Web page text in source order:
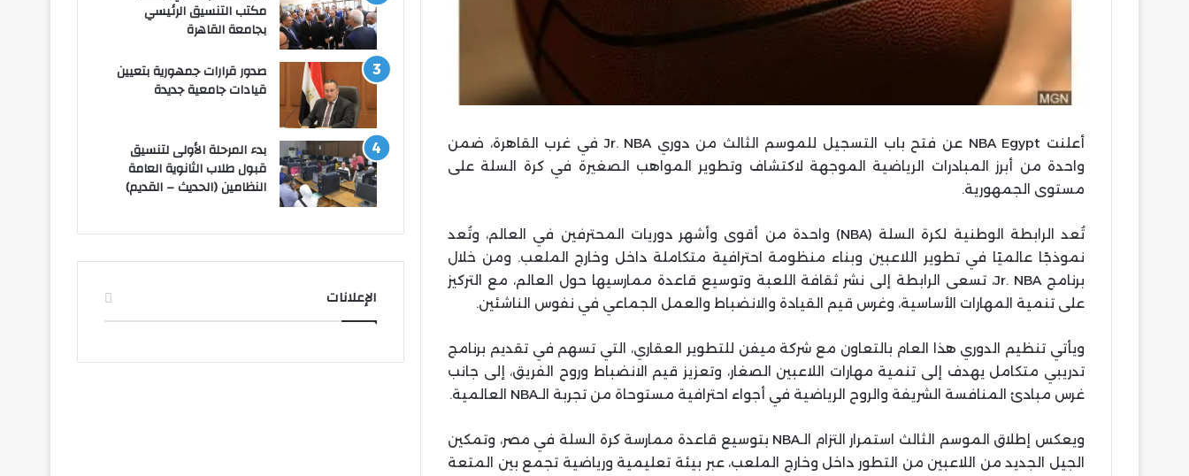
أعلنت NBA Egypt عن فتح باب التسجيل للموسم الثالث من دوري Jr. NBA في غرب القاهرة، ضمن
واحدة من أبرز المبادرات الرياضية الموجهة لاكتشاف وتطوير المواهب الصغيرة في كرة السلة على
مستوى الجمهورية.
تُعد الرابطة الوطنية لكرة السلة (NBA) واحدة من أقوى وأشهر دوريات المحترفين في العالم، وتُعد
نموذجًا عالميًا في تطوير اللاعبين وبناء منظومة احترافية متكاملة داخل وخارج الملعب. ومن خلال
برنامج Jr. NBA، تسعى الرابطة إلى نشر ثقافة اللعبة وتوسيع قاعدة ممارسيها حول العالم، مع التركيز
على تنمية المهارات الأساسية، وغرس قيم القيادة والانضباط والعمل الجماعي في نفوس الناشئين.
ويأتي تنظيم الدوري هذا العام بالتعاون مع شركة ميفن للتطوير العقاري، التي تسهم في تقديم برنامج
تدريبي متكامل يهدف إلى تنمية مهارات اللاعبين الصغار، وتعزيز قيم الانضباط وروح الفريق، إلى جانب
غرس مبادئ المنافسة الشريفة والروح الرياضية في أجواء احترافية مستوحاة من تجربة الـNBA العالمية.
ويعكس إطلاق الموسم الثالث استمرار التزام الـNBA بتوسيع قاعدة ممارسة كرة السلة في مصر، وتمكين
الجيل الجديد من اللاعبين من التطور داخل وخارج الملعب، عبر بيئة تعليمية ورياضية تجمع بين المتعة
مكتب التنسيق الرئيسي
بجامعة القاهرة
صدور قرارات جمهورية بتعيين
قيادات جامعية جديدة
بدء المرحلة الأولى لتنسيق
قبول طلاب الثانوية العامة
النظامين (الحديث – القديم)
الإعلانات